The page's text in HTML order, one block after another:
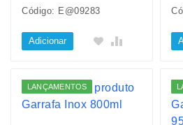
Código: E@09283
Adicionar
LANÇAMENTOS